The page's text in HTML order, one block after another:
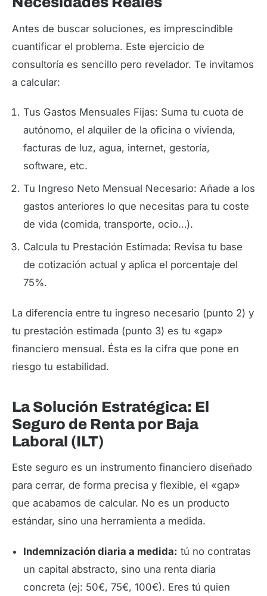
Antes de buscar soluciones, es imprescindible
cuantificar el problema. Este ejercicio de
consultoría es sencillo pero revelador. Te invitamos
a calcular:
Tus Gastos Mensuales Fijas: Suma tu cuota de
autónomo, el alquiler de la oficina o vivienda,
facturas de luz, agua, internet, gestoría,
software, etc.
Tu Ingreso Neto Mensual Necesario: Añade a los
gastos anteriores lo que necesitas para tu coste
de vida (comida, transporte, ocio…).
Calcula tu Prestación Estimada: Revisa tu base
de cotización actual y aplica el porcentaje del
75%.
La diferencia entre tu ingreso necesario (punto 2) y
tu prestación estimada (punto 3) es tu «gap»
financiero mensual. Ésta es la cifra que pone en
riesgo tu estabilidad.
La Solución Estratégica: El
Seguro de Renta por Baja
Laboral (ILT)
Este seguro es un instrumento financiero diseñado
para cerrar, de forma precisa y flexible, el «gap»
que acabamos de calcular. No es un producto
estándar, sino una herramienta a medida.
Indemnización diaria a medida: tú no contratas
un capital abstracto, sino una renta diaria
concreta (ej: 50€, 75€, 100€). Eres tú quien